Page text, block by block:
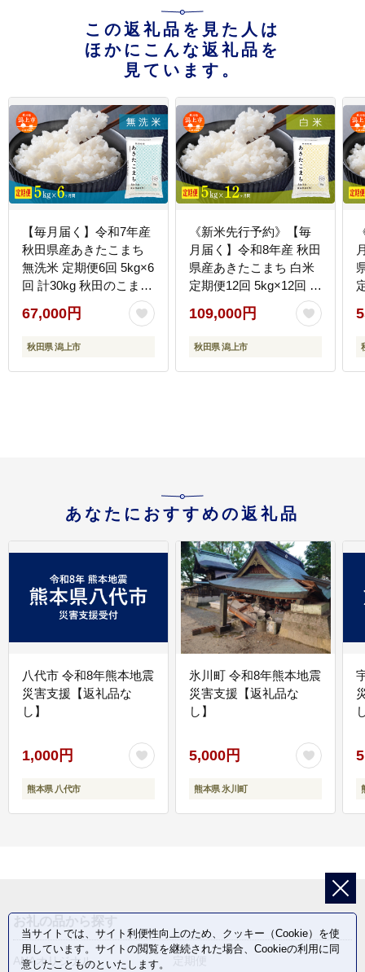
この返礼品を見た人は
ほかにこんな返礼品を
見ています。
【毎月届く】令和7年産
秋田県産あきたこまち
無洗米 定期便6回 5kg×6
回 計30kg 秋田のこまち
農場 潟上市
67,000円
秋田県 潟上市
《新米先行予約》【毎
月届く】令和8年産 秋田
県産あきたこまち 白米
定期便12回 5kg×12回 計
60kg 秋田のこまち農場
潟上市
109,000円
秋田県 潟上市
あなたにおすすめの返礼品
八代市 令和8年熊本地震
災害支援【返礼品な
し】
1,000円
熊本県 八代市
氷川町 令和8年熊本地震
災害支援【返礼品な
し】
5,000円
熊本県 氷川町
ANAオリジナル
当サイトでは、サイト利便性向上のため、クッキー（Cookie）を使
用しています。サイトの閲覧を継続された場合、Cookieの利用に同
意したことものといたします。